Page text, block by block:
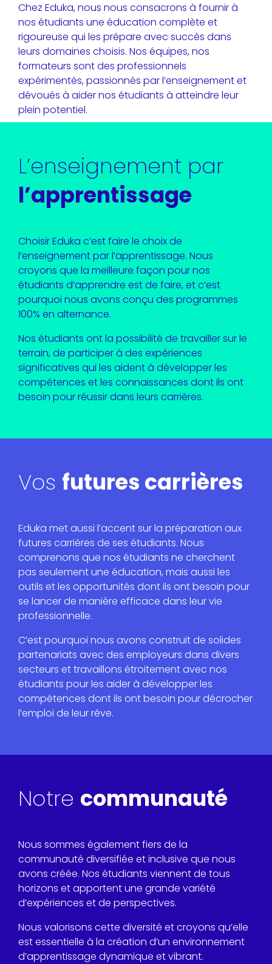
Chez Eduka, nous nous consacrons à fournir à
nos étudiants une éducation complète et
rigoureuse qui les prépare avec succès dans
leurs domaines choisis. Nos équipes, nos
formateurs sont des professionnels
expérimentés, passionnés par l’enseignement et
dévoués à aider nos étudiants à atteindre leur
plein potentiel.
L’enseignement par
l’apprentissage
Choisir Eduka c’est faire le choix de
l’enseignement par l’apprentissage. Nous
croyons que la meilleure façon pour nos
étudiants d’apprendre est de faire, et c’est
pourquoi nous avons conçu des programmes
100% en alternance.
Nos étudiants ont la possibilité de travailler sur le
terrain, de participer à des expériences
significatives qui les aident à développer les
compétences et les connaissances dont ils ont
besoin pour réussir dans leurs carrières.
Vos futures carrières
Eduka met aussi l’accent sur la préparation aux
futures carrières de ses étudiants. Nous
comprenons que nos étudiants ne cherchent
pas seulement une éducation, mais aussi les
outils et les opportunités dont ils ont besoin pour
se lancer de manière efficace dans leur vie
professionnelle.
C’est pourquoi nous avons construit de solides
partenariats avec des employeurs dans divers
secteurs et travaillons étroitement avec nos
étudiants pour les aider à développer les
compétences dont ils ont besoin pour décrocher
l’emploi de leur rêve.
Notre communauté
Nous sommes également fiers de la
communauté diversifiée et inclusive que nous
avons créée. Nos étudiants viennent de tous
horizons et apportent une grande variété
d’expériences et de perspectives.
Nous valorisons cette diversité et croyons qu’elle
est essentielle à la création d’un environnement
d’apprentissage dynamique et vibrant.